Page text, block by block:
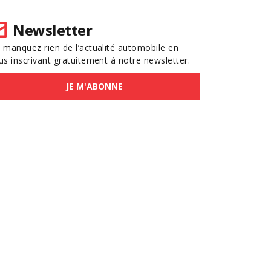
Newsletter
manquez rien de l’actualité automobile en
inscrivant gratuitement à notre newsletter.
JE M'ABONNE